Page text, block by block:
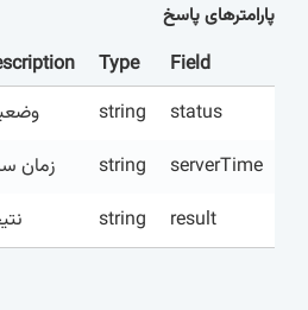
پارامترهای پاسخ
Field
Type
status
string
serverTime
string
زمان
result
string